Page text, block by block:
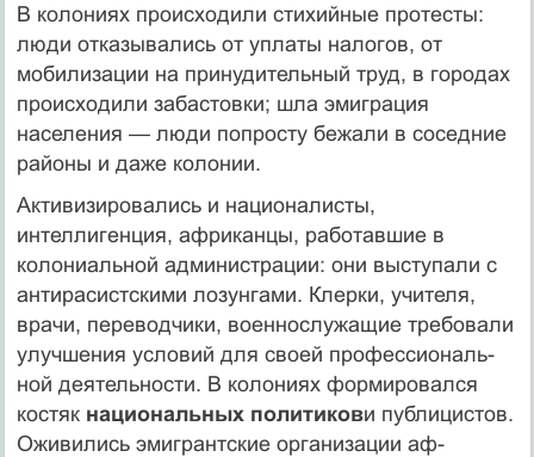
В колониях происходили стихийные протесты:
люди отказывались от уплаты налогов, от
мобилизации на принудительный труд, в горо­дах
происходили забастовки; шла эмиграция
населения — люди по­просту бежали в соседние
районы и даже колонии.
Активизировались и националисты,
интеллигенция, африканцы, работавшие в
колониальной администрации: они выступали с
анти­расистскими лозунгами. Клерки, учителя,
врачи, переводчики, воен­нослужащие требовали
улучшения условий для своей профессиональ­
ной деятельности. В колониях формировался
костяк национальных политикови публицистов.
Оживились эмигрантские организации аф­